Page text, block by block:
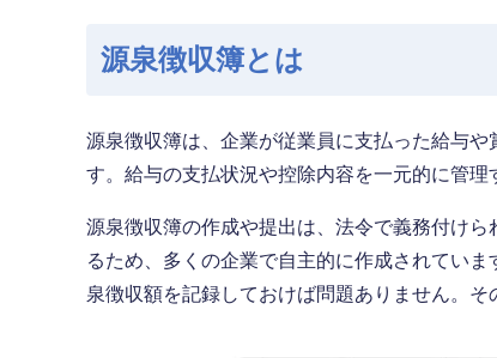
源泉徴収簿とは
源泉徴収簿は、企業が従業員に支払った給与
す。給与の支払状況や控除内容を一元的に管理
源泉徴収簿の作成や提出は、法令で義務付け
るため、多くの企業で自主的に作成されてい
泉徴収額を記録しておけば問題ありません。